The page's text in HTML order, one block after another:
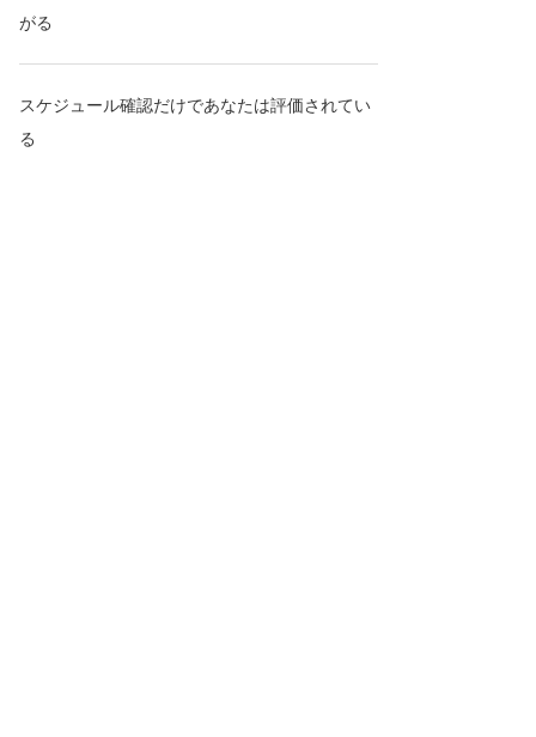
がる
スケジュール確認だけであなたは評価されてい
る